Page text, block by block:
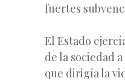
fuertes
El Estado
de la sociedad
que dirigía la